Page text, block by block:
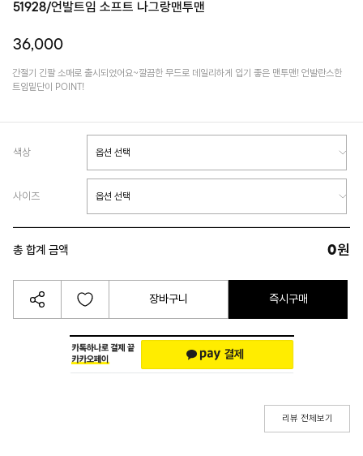
51928/언발트임 소프트 나그랑맨투맨
36,000
간절기 긴팔 소매로 출시되었어요~깔끔한 무드로 데일리하게 입기 좋은 맨투맨! 언발란스한
트임밑단이 POINT!
색상
사이즈
총 합계 금액 0원
장바구니 즉시구매
리뷰 전체보기